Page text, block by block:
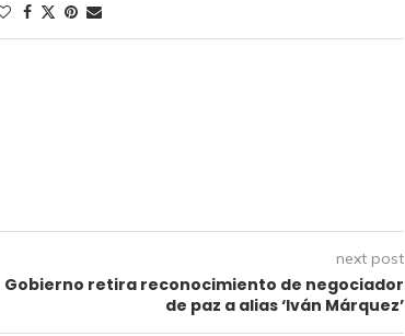
next post
Gobierno retira reconocimiento de negociador
de paz a alias ‘Iván Márquez’